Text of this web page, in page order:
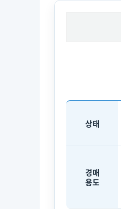
상태
경매
용도